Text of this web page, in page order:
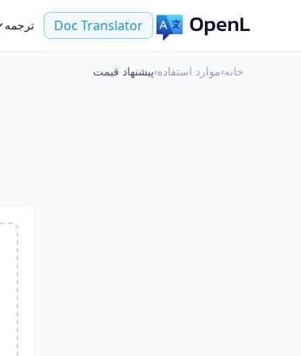
Doc Translator ترجمه
خانه›موارد استفاده›پیشنهاد قیمت